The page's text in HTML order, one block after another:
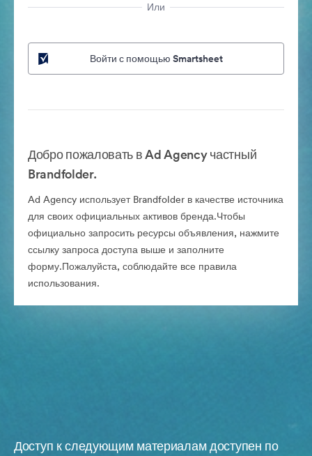
Или
Войти с помощью Smartsheet
Добро пожаловать в Ad Agency частный
Brandfolder.
Ad Agency использует Brandfolder в качестве источника
для своих официальных активов бренда.Чтобы
официально запросить ресурсы объявления, нажмите
ссылку запроса доступа выше и заполните
форму.Пожалуйста, соблюдайте все правила
использования.
Доступ к следующим материалам доступен по